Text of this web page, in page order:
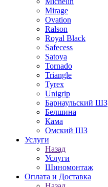
Mirage
Ovation
Ralson
Royal Black
Safecess
Satoya
Tornado
Triangle
Tyrex
Unigrip
Барнаульский ШЗ
Белшина
Кама
Омский ШЗ
Услуги
Назад
Услуги
Шиномонтаж
Оплата и Доставка